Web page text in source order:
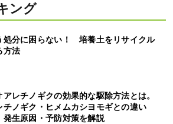
ング
処分に困らない！ 培養土をリサイクル
方法
アレチノギクの効果的な駆除方法とは。
チノギク・ヒメムカシヨモギとの違い
発生原因・予防対策を解説